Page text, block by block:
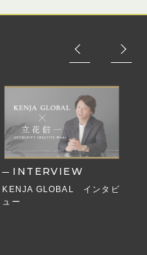
INTERVIEW
KENJA GLOBAL インタビ
ュー